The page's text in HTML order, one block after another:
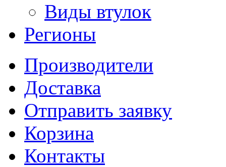
Виды втулок
Регионы
Производители
Доставка
Отправить заявку
Корзина
Контакты